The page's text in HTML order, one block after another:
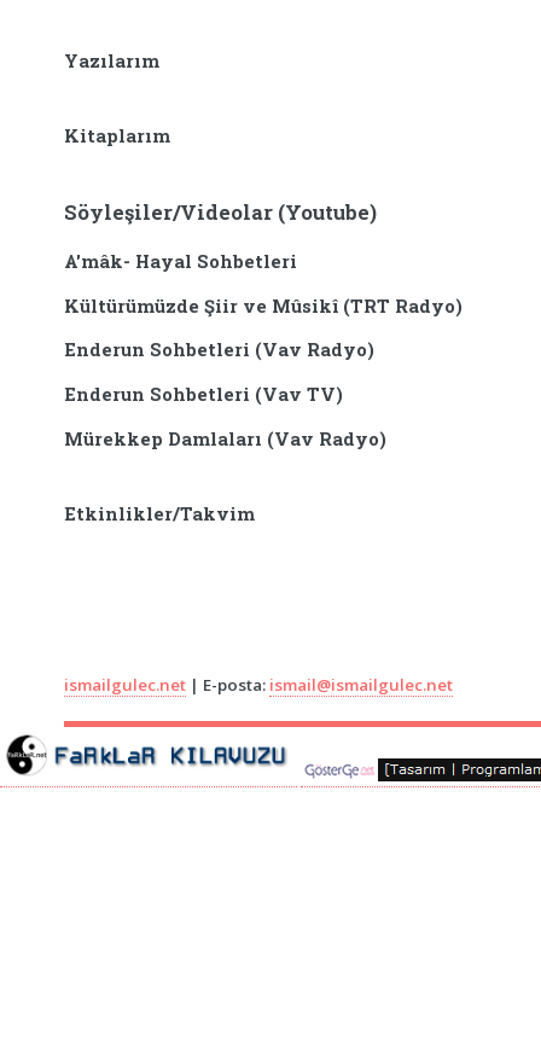
Yazılarım
Kitaplarım
Söyleşiler/Videolar (Youtube)
A'mâk- Hayal Sohbetleri
Kültürümüzde Şiir ve Mûsikî (TRT Radyo)
Enderun Sohbetleri (Vav Radyo)
Enderun Sohbetleri (Vav TV)
Mürekkep Damlaları (Vav Radyo)
Etkinlikler/Takvim
ismailgulec.net | E-posta: ismail@ismailgulec.net